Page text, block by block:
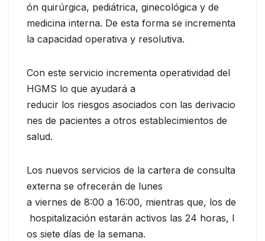
ón quirúrgica, pediátrica, ginecológica y de
medicina interna. De esta forma se incrementa
la capacidad operativa y resolutiva.
Con este servicio incrementa operatividad del
HGMS lo que ayudará a
reducir los riesgos asociados con las derivacio
nes de pacientes a otros establecimientos de
salud.
Los nuevos servicios de la cartera de consulta
externa se ofrecerán de lunes
a viernes de 8:00 a 16:00, mientras que, los de
hospitalización estarán activos las 24 horas, l
os siete días de la semana.